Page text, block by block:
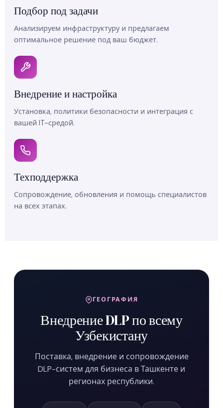
Подбор под задачи
Анализируем инфраструктуру и предлагаем
оптимальное решение под ваш бюджет.
Внедрение и настройка
Установка, политики безопасности и интеграция с
вашей IT-средой.
Техподдержка
Сопровождение, обновления и помощь специалистов
на всех этапах.
ГЕОГРАФИЯ
Внедрение DLP по всему
Узбекистану
Поставка, внедрение и сопровождение
DLP-систем для бизнеса в Ташкенте и
регионах республики.